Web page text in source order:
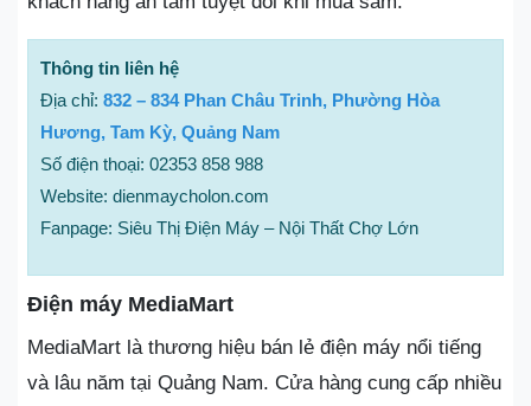
Thông tin liên hệ
Địa chỉ: 832 – 834 Phan Châu Trinh, Phường Hòa
Hương, Tam Kỳ, Quảng Nam
Số điện thoại: 02353 858 988
Website: dienmaycholon.com
Fanpage: Siêu Thị Điện Máy – Nội Thất Chợ Lớn
Điện máy MediaMart
MediaMart là thương hiệu bán lẻ điện máy nổi tiếng
và lâu năm tại Quảng Nam. Cửa hàng cung cấp nhiều